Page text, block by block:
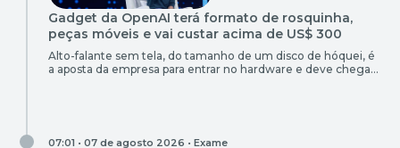
Gadget da OpenAI terá formato de rosquinha,
peças móveis e vai custar acima de US$ 300
Alto-falante sem tela, do tamanho de um disco de hóquei, é
a aposta da empresa para entrar no hardware e deve chegar
07:01 • 07 de agosto 2026 • Exame